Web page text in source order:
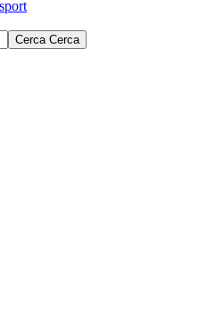
Cerca Cerca